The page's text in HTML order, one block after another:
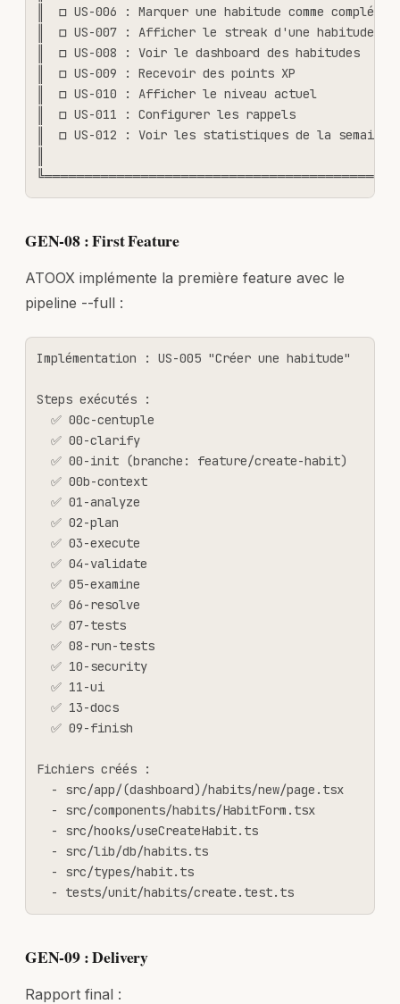
║  □ US-006 : Marquer une habitude comme
║  □ US-007 : Afficher le streak d'une
║  □ US-008 : Voir le dashboard des
║  □ US-009 : Recevoir des points XP
║  □ US-010 : Afficher le niveau actuel
║  □ US-011 : Configurer les rappels
║  □ US-012 : Voir les statistiques de la
GEN-08 : First Feature
ATOOX implémente la première feature avec le
pipeline --full :
Implémentation : US-005 "Créer une habitude"
Steps exécutés :
  ✅ 00c-centuple
  ✅ 00-clarify
  ✅ 00-init (branche: feature/create-habit)
  ✅ 00b-context
  ✅ 01-analyze
  ✅ 02-plan
  ✅ 03-execute
  ✅ 04-validate
  ✅ 05-examine
  ✅ 06-resolve
  ✅ 07-tests
  ✅ 08-run-tests
  ✅ 10-security
  ✅ 11-ui
  ✅ 13-docs
  ✅ 09-finish
Fichiers créés :
  - src/app/(dashboard)/habits/new/page.tsx
  - src/components/habits/HabitForm.tsx
  - src/hooks/useCreateHabit.ts
  - src/lib/db/habits.ts
  - src/types/habit.ts
  - tests/unit/habits/create.test.ts
GEN-09 : Delivery
Rapport final :